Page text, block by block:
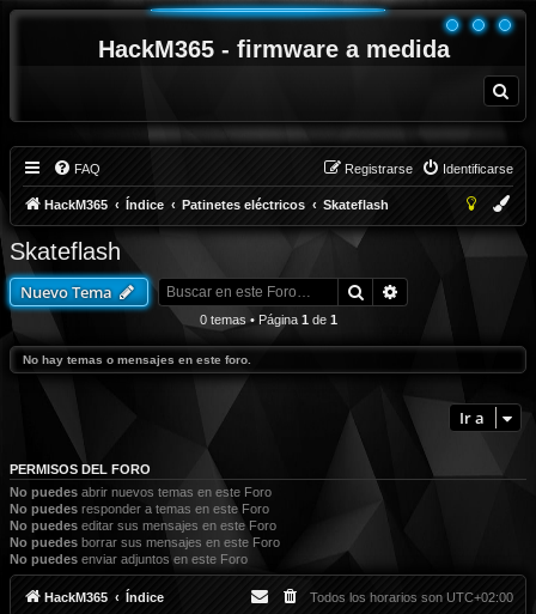
HackM365 - firmware a medida
u
FAQ Identificarse
Registrarse
HackM365 Índice Patinetes eléctricos Skateflash
Skateflash
Nuevo Tema Buscar
0 temas • Página 1 de 1
No hay temas o mensajes en este foro.
Ir a
PERMISOS DEL FORO
No puedes abrir nuevos temas en este Foro
No puedes responder a temas en este Foro
No puedes editar sus mensajes en este Foro
No puedes borrar sus mensajes en este Foro
No puedes enviar adjuntos en este Foro
HackM365 Índice Todos los horarios son UTC+02:00